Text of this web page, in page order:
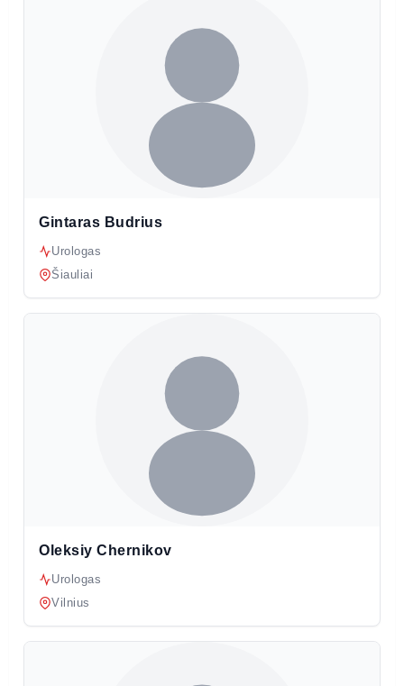
Gintaras Budrius
Urologas
Šiauliai
Oleksiy Chernikov
Urologas
Vilnius